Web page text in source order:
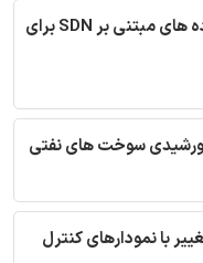
ترجمه مقاله امنیت انتقال داده های مبتنی بر SDN برای
سوخت های نفتی
با نمودارهای کنترل